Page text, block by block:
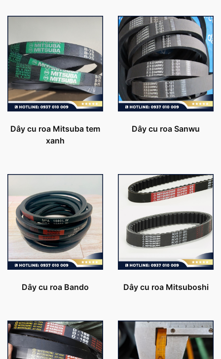
Dây cu roa Mitsuba tem
xanh
Dây cu roa Sanwu
Dây cu roa Bando Dây cu roa Mitsuboshi